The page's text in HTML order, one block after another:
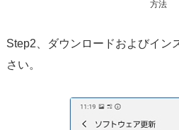
方法
Step2、ダウンロードおよびイン
さい。